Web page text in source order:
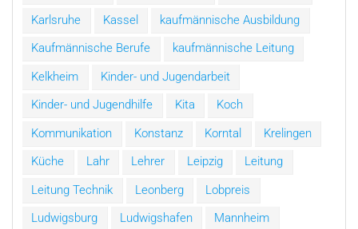
Karlsruhe
Kassel
kaufmännische Ausbildung
Kaufmännische Berufe
kaufmännische Leitung
Kelkheim
Kinder- und Jugendarbeit
Kinder- und Jugendhilfe
Kita
Koch
Kommunikation
Konstanz Korntal
Krelingen
Küche
Lahr Lehrer Leipzig
Leitung
Leitung Technik
Leonberg
Lobpreis
Ludwigsburg
Ludwigshafen
Mannheim